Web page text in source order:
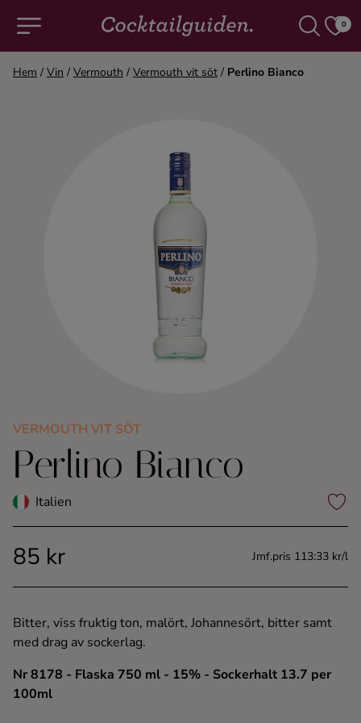
0
Konjak
Likör
Shots
Vodka
Whisky
Hem / Vin / Vermouth / Vermouth vit söt / Perlino Bianco
VERMOUTH VIT SÖT
Perlino Bianco
Italien
85 kr Jmf.pris 113:33 kr/l
Bitter, viss fruktig ton, malört, Johannesört, bitter samt
med drag av sockerlag.
Nr 8178 - Flaska 750 ml - 15% - Sockerhalt 13.7 per
100ml